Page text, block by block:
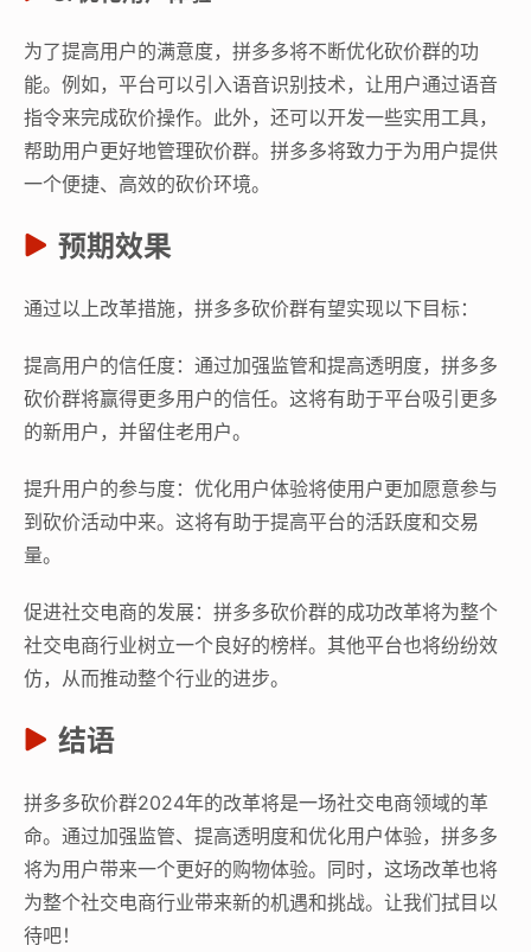
为了提高用户的满意度，拼多多将不断优化砍价群的功
能。例如，平台可以引入语音识别技术，让用户通过语音
指令来完成砍价操作。此外，还可以开发一些实用工具，
帮助用户更好地管理砍价群。拼多多将致力于为用户提供
一个便捷、高效的砍价环境。
预期效果
通过以上改革措施，拼多多砍价群有望实现以下目标：
提高用户的信任度：通过加强监管和提高透明度，拼多多
砍价群将赢得更多用户的信任。这将有助于平台吸引更多
的新用户，并留住老用户。
提升用户的参与度：优化用户体验将使用户更加愿意参与
到砍价活动中来。这将有助于提高平台的活跃度和交易
量。
促进社交电商的发展：拼多多砍价群的成功改革将为整个
社交电商行业树立一个良好的榜样。其他平台也将纷纷效
仿，从而推动整个行业的进步。
结语
拼多多砍价群2024年的改革将是一场社交电商领域的革
命。通过加强监管、提高透明度和优化用户体验，拼多多
将为用户带来一个更好的购物体验。同时，这场改革也将
为整个社交电商行业带来新的机遇和挑战。让我们拭目以
待吧！